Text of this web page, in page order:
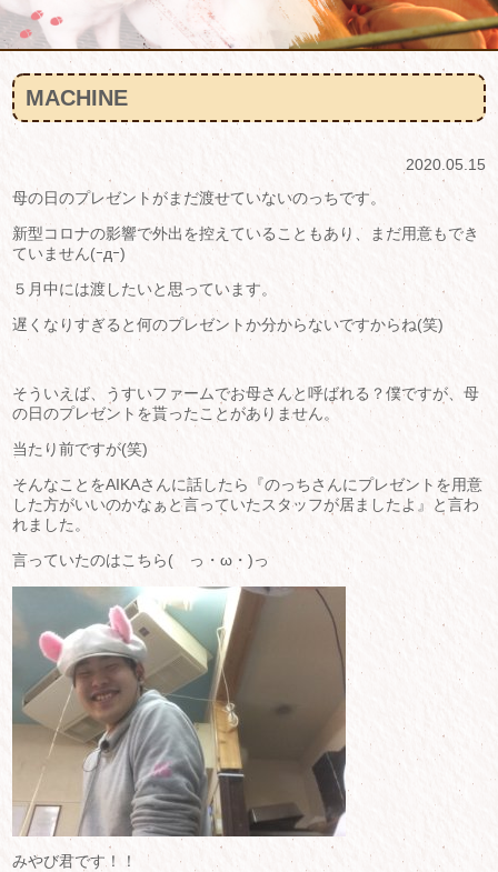
MACHINE
2020.05.15
母の日のプレゼントがまだ渡せていないのっちです。
新型コロナの影響で外出を控えていることもあり、まだ用意もでき
ていません(ｰдｰ)
５月中には渡したいと思っています。
遅くなりすぎると何のプレゼントか分からないですからね(笑)
そういえば、うすいファームでお母さんと呼ばれる？僕ですが、母
の日のプレゼントを貰ったことがありません。
当たり前ですが(笑)
そんなことをAIKAさんに話したら『のっちさんにプレゼントを用意
した方がいいのかなぁと言っていたスタッフが居ましたよ』と言わ
れました。
言っていたのはこちら( っ・ω・)っ
みやび君です！！